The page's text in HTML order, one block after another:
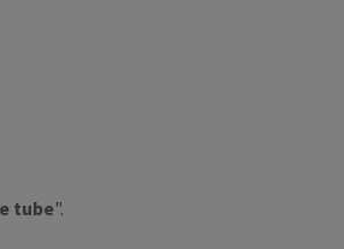
tube".